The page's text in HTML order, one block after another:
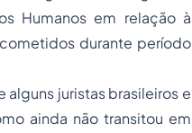
Humanos em relação à
durante período
juristas brasileiros e
ainda não transitou em